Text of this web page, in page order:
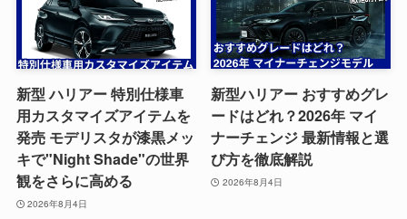
新型 ハリアー 特別仕様車
用カスタマイズアイテムを
発売 モデリスタが漆黒メッ
キで"Night Shade"の世界
観をさらに高める
2026年8月4日
新型ハリアー おすすめグレ
ードはどれ？2026年 マイ
ナーチェンジ 最新情報と選
び方を徹底解説
2026年8月4日